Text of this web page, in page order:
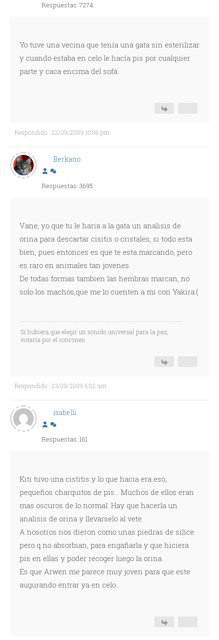
Respuestas: 7274
Yo tuve una vecina que tenía una gata sin esterilizar
y cuando estaba en celo le hacía pis por cualquier
parte y caca encima del sofá.
Respondido : 22/09/2009 10:06 pm
Berkano
Respuestas: 3695
Vane, yo que tu le haria a la gata un analisis de
orina para descartar cisitis o cristales, si todo esta
bien, pues entonces es que te esta marcando, pero
es raro en animales tan jovenes.
De todas formas tambien las hembras marcan, no
solo los machos,que me lo cuenten a mi con Yakira:(
Si hubiera que elegir un sonido universal para la paz,
votaría por el ronroneo
Respondido : 23/09/2009 6:02 am
isabelli
Respuestas: 161
Kiti tuvo una cistitis y lo que hacia era eso,
pequeños charquitos de pis... Muchos de ellos eran
mas oscuros de lo normal. Hay que hacerla un
analisis de orina y llevarselo al vete.
A nosotros nos dieron como unas piedras de silice
pero q no absorbian, para engañarla y que hiciera
pis en ellas y poder recoger luego la orina.
Es que Arwen me parece muy joven para que este
augurando entrar ya en celo...